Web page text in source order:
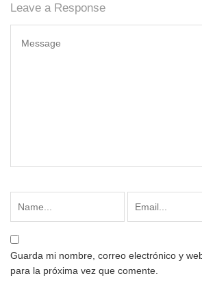
Leave a Response
Guarda mi nombre, correo electrónico y
para la próxima vez que comente.